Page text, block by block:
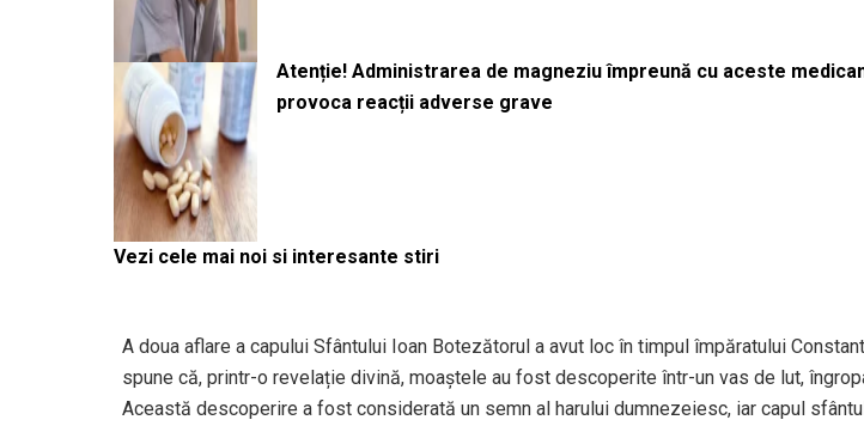
Atenție! Administrarea de magneziu împreună cu aceste
provoca reacții adverse grave
Vezi cele mai noi si interesante stiri
A doua aflare a capului Sfântului Ioan Botezătorul a avut loc în timpul împăratului
spune că, printr-o revelație divină, moaștele au fost descoperite într-un vas de lut,
Această descoperire a fost considerată un semn al harului dumnezeiesc, iar capul